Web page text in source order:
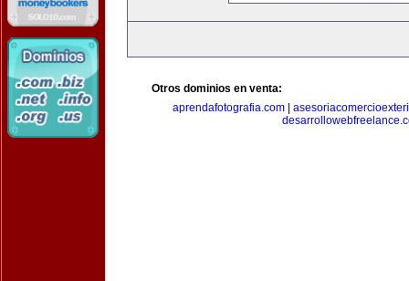
Otros dominios en venta:
aprendafotografia.com